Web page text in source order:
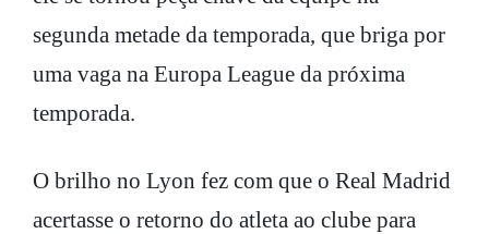
segunda metade da temporada, que briga por
uma vaga na Europa League da próxima
temporada.
O brilho no Lyon fez com que o Real Madrid
acertasse o retorno do atleta ao clube para